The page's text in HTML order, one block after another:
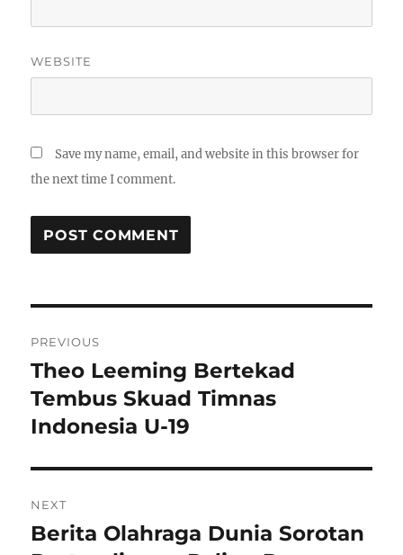
WEBSITE
Save my name, email, and website in this browser for
the next time I comment.
navigation
PREVIOUS
Previous
post:
Theo Leeming Bertekad
Tembus Skuad Timnas
Indonesia U-19
NEXT
Next
Berita Olahraga Dunia Sorotan